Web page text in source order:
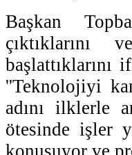
Başkan
çıktıklarını
başlattıklarını
''Teknolojiyi
adını ilklerle
ötesinde işler
konuşuyor ve